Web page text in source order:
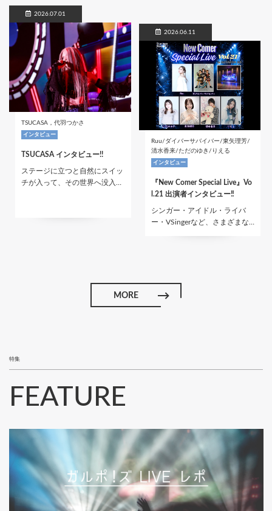
2026.07.01
TSUCASA，代羽つかさ
インタビュー
TSUCASA インタビュー!!
ステージに立つと自然にスイッ
チが入って、その世界へ没入…
2026.06.11
Ruu/ダイバーサバイバー/東矢理芳/
清水香来/ただのゆき/りえる
インタビュー
『New Comer Special Live』Vo
l.21 出演者インタビュー‼
シンガー・アイドル・ライバ
ー・VSingerなど、さまざまな…
MORE
特集
FEATURE